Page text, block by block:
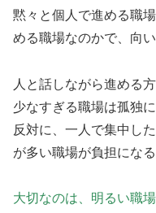
黙々と個人で進める職
める職場なのかで、向
人と話しながら進める
少なすぎる職場は孤独
反対に、一人で集中し
が多い職場が負担にな
大切なのは、明るい職